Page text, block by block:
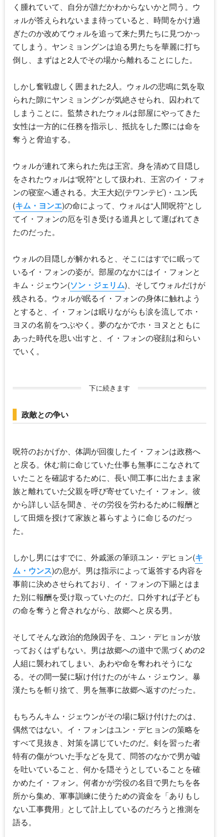
く腫れていて、自分が誰だかわからないかと問う。ウ
ォルが答えられないまま待っていると、時間をかけ過
ぎたのか改めてウォルを追って来た男たちに見つかっ
てしまう。ヤンミョングンは迫る男たちを華麗に打ち
倒し、まずはと2人でその場から離れることにした。
しかし奮戦虚しく囲まれた2人。ウォルの悲鳴に気を取
られた隙にヤンミョングンが気絶させられ、囚われて
しまうことに。監禁されたウォルは部屋にやってきた
女性は一方的に任務を指示し、抵抗をした際には命を
奪うと脅迫する。
ウォルが連れて来られた先は王宮。身を清めて目隠し
をされたウォルは“呪符”として扱われ、王宮のイ・フォ
ンの寝室へ通される。大王大妃(テワンテビ)・ユン氏
(キム・ヨンエ)の命によって、ウォルは“人間呪符”とし
てイ・フォンの厄を引き受ける道具として運ばれてき
たのだった。
ウォルの目隠しが解かれると、そこにはすでに眠って
いるイ・フォンの姿が。部屋のなかにはイ・フォンと
キム・ジェウン(ソン・ジェリム)、そしてウォルだけが
残される。ウォルが眠るイ・フォンの身体に触れよう
とすると、イ・フォンは眠りながらも涙を流してホ・
ヨヌの名前をつぶやく。夢のなかでホ・ヨヌとともに
あった時代を思い出すと、イ・フォンの寝顔は和らい
でいく。
下に続きます
政敵との争い
呪符のおかげか、体調が回復したイ・フォンは政務へ
と戻る。休む前に命じていた仕事も無事にこなされて
いたことを確認するために、長い間工事に出たまま家
族と離れていた父親を呼び寄せていたイ・フォン。彼
から詳しい話を聞き、その労役を労わるために報酬と
して田畑を授けて家族と暮らすように命じるのだっ
た。
しかし男にはすでに、外戚派の筆頭ユン・デヒョン(キ
ム・ウンス)の息が。男は指示によって返答する内容を
事前に決めさせられており、イ・フォンの下賜とはま
た別に報酬を受け取っていたのだ。口外すれば子ども
の命を奪うと脅されながら、故郷へと戻る男。
そしてそんな政治的危険因子を、ユン・デヒョンが放
っておくはずもない。男は故郷への道中で黒づくめの2
人組に襲われてしまい、あわや命を奪われそうにな
る。その間一髪に駆け付けたのがキム・ジェウン。暴
漢たちを斬り捨て、男を無事に故郷へ返すのだった。
もちろんキム・ジェウンがその場に駆け付けたのは、
偶然ではない。イ・フォンはユン・デヒョンの策略を
すべて見抜き、対策を講じていたのだ。剣を習った者
特有の傷がついた手などを見て、問答のなかで男が嘘
を吐いていること、何かを隠そうとしていることを確
かめたイ・フォン。何者かが労役の名目で男たちを各
所から集め、軍事訓練に使うための資金を「ありもし
ない工事費用」として計上しているのだろうと推測を
語る。